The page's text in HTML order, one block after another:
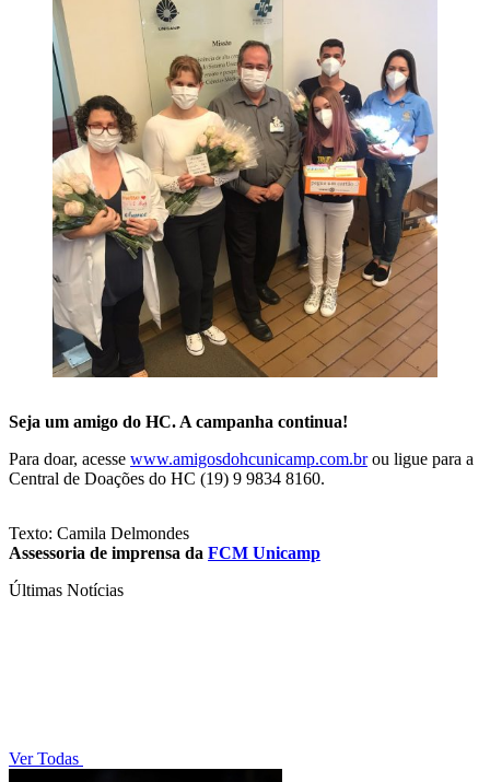
Seja um amigo do HC. A campanha continua!
Para doar, acesse www.amigosdohcunicamp.com.brou ligue para a
Central de Doações do HC (19) 9 9834 8160.
Texto: Camila Delmondes
Assessoria de imprensa da FCM Unicamp
Últimas Notícias
Ver Todas